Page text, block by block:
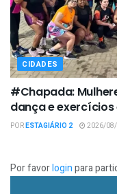
CIDADES
#Chapada:
dança e exercícios
PORESTAGIÁRIO 2 2026/
Por favorloginpara